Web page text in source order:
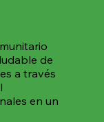
de
a través
en un